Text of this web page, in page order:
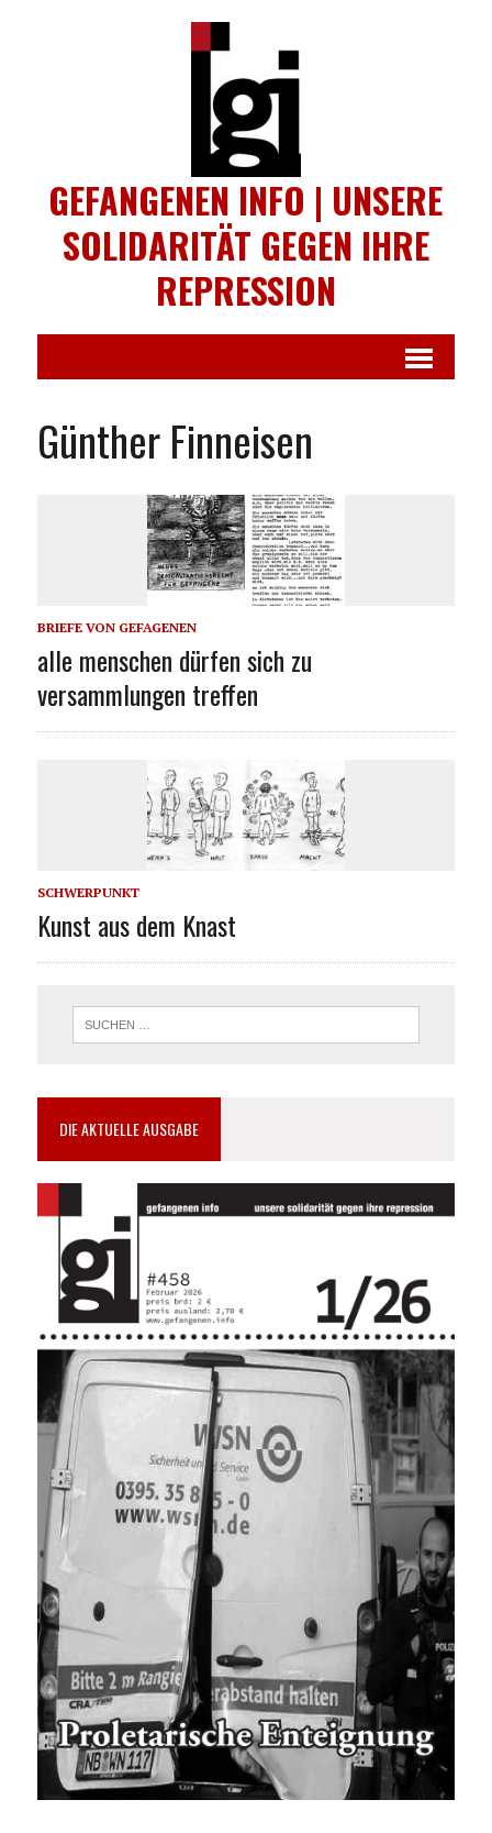
GEFANGENEN INFO | UNSERE
SOLIDARITÄT GEGEN IHRE
REPRESSION
Günther Finneisen
BRIEFE VON GEFAGENEN
alle menschen dürfen sich zu
versammlungen treffen
SCHWERPUNKT
Kunst aus dem Knast
DIE AKTUELLE AUSGABE